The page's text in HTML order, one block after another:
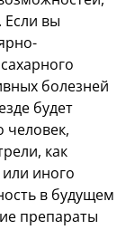
Если вы
болезней
будет
человек,
как
или иного
в будущем
препараты